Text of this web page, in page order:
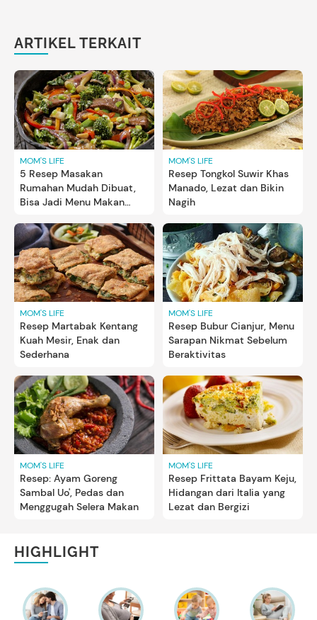
ARTIKEL TERKAIT
MOM'S LIFE
5 Resep Masakan
Rumahan Mudah Dibuat,
Bisa Jadi Menu Makan
MOM'S LIFE
Resep Tongkol Suwir Khas
Manado, Lezat dan Bikin
Nagih
MOM'S LIFE
Resep Martabak Kentang
Kuah Mesir, Enak dan
Sederhana
MOM'S LIFE
Resep Bubur Cianjur, Menu
Sarapan Nikmat Sebelum
Beraktivitas
MOM'S LIFE
Resep: Ayam Goreng
Sambal Uo', Pedas dan
Menggugah Selera Makan
MOM'S LIFE
Resep Frittata Bayam Keju,
Hidangan dari Italia yang
Lezat dan Bergizi
HIGHLIGHT